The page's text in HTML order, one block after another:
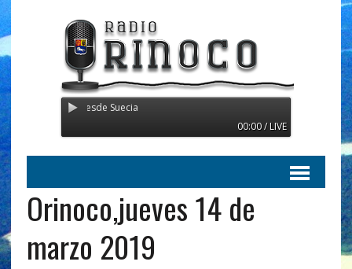
desde Suecia
00:00 / LIVE
Orinoco,jueves 14 de
marzo 2019